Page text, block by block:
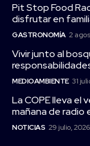
Pit Stop Food
disfrutar en
GASTRONOMÍA 2
Vivir junto al
MEDIOAMBIENTE 31
La COPE lleva el
mañana de radio
NOTICIAS 29 julio, 2026